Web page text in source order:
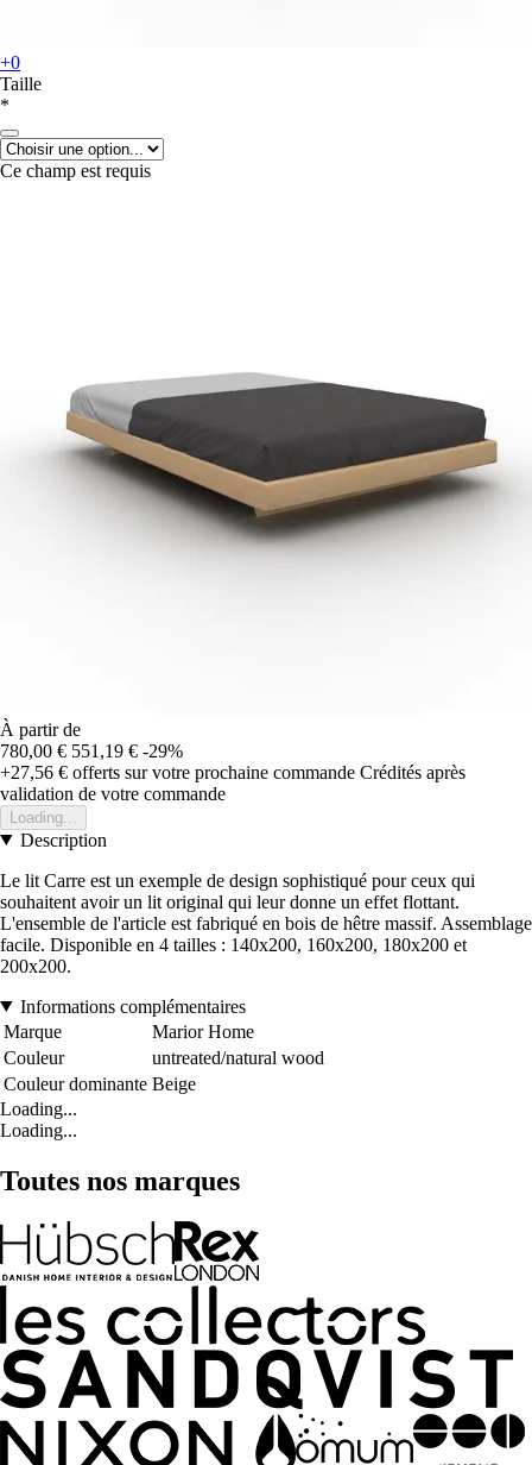
+0
Taille
*
Ce champ est requis
À partir de
780,00 € 551,19 € -29%
+27,56 € offerts sur votre prochaine commande Crédités après
validation de votre commande
Loading...
Description
Le lit Carre est un exemple de design sophistiqué pour ceux qui
souhaitent avoir un lit original qui leur donne un effet flottant.
L'ensemble de l'article est fabriqué en bois de hêtre massif. Assemblage
facile. Disponible en 4 tailles : 140x200, 160x200, 180x200 et
200x200.
Informations complémentaires
Marque
Marior Home
Couleur
untreated/natural wood
Couleur dominante Beige
Loading...
Loading...
Toutes nos marques